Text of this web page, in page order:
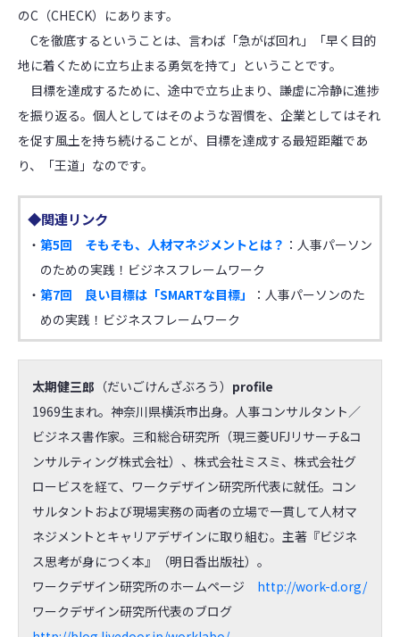
のC（CHECK）にあります。
Cを徹底するということは、言わば「急がば回れ」「早く目的
地に着くために立ち止まる勇気を持て」ということです。
目標を達成するために、途中で立ち止まり、謙虚に冷静に進捗
を振り返る。個人としてはそのような習慣を、企業としてはそれ
を促す風土を持ち続けることが、目標を達成する最短距離であ
り、「王道」なのです。
◆関連リンク
・ 第5回 そもそも、人材マネジメントとは？ ：人事パーソン
のための実践！ビジネスフレームワーク
・ 第7回 良い目標は「SMARTな目標」
：人事パーソンのた
めの実践！ビジネスフレームワーク
太期健三郎 （だいごけんざぶろう） profile
1969生まれ。神奈川県横浜市出身。人事コンサルタント／
ビジネス書作家。三和総合研究所（現三菱UFJリサーチ&コ
ンサルティング株式会社）、株式会社ミスミ、株式会社グ
ロービスを経て、ワークデザイン研究所代表に就任。コン
サルタントおよび現場実務の両者の立場で一貫して人材マ
ネジメントとキャリアデザインに取り組む。主著『ビジネ
ス思考が身につく本』（明日香出版社）。
ワークデザイン研究所のホームページ http://work-d.org/
ワークデザイン研究所代表のブログ